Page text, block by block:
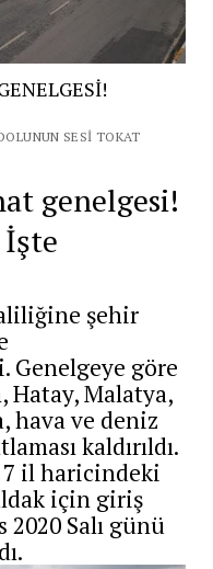
SESI TOKAT
genelgesi!
İşte
şehir
Genelgeye göre
Hatay, Malatya,
hava ve deniz
kaldırıldı.
7 il haricindeki
için giriş
2020 Salı günü